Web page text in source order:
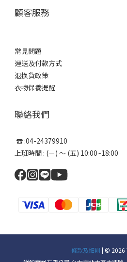
顧客服務
常見問題
運送及付款方式
退換貨政策
衣物保養提醒
聯絡我們
☎ :04-24379910
上班時間 : (ㄧ) ～ (五) 10:00~18:00
條款及細則 | © 2026